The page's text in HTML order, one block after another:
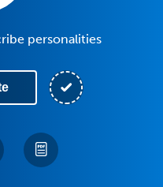
personalities